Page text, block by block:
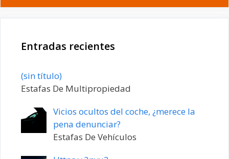
Entradas recientes
(sin título)Entrada
20198
Estafas De Multipropiedad
Vicios ocultos del coche, ¿merece la
pena denunciar?
Estafas De Vehículos